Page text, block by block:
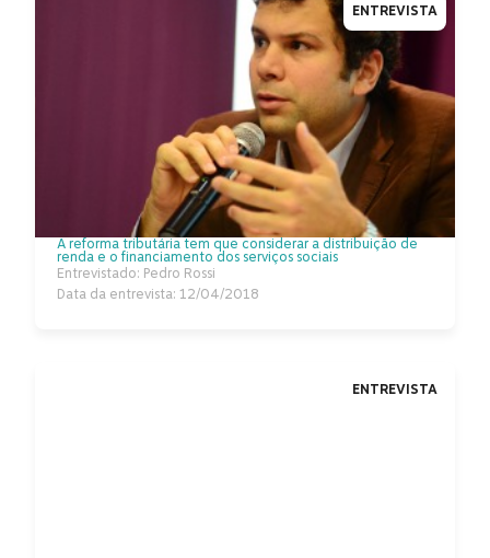
A reforma tributária tem que considerar a distribuição de
renda e o financiamento dos serviços sociais
Entrevistado: Pedro Rossi
Data da entrevista: 12/04/2018
ENTREVISTA
ENTREVISTA